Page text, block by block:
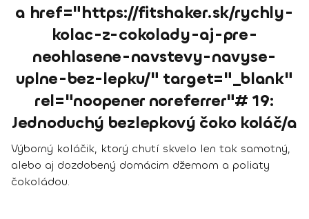
a href="https://fitshaker.sk/rychly-
kolac-z-cokolady-aj-pre-
neohlasene-navstevy-navyse-
uplne-bez-lepku/" target="_blank"
rel="noopener noreferrer"# 19:
Jednoduchý bezlepkový čoko koláč/a
Výborný koláčik, ktorý chutí skvelo len tak samotný,
alebo aj dozdobený domácim džemom a poliaty
čokoládou.